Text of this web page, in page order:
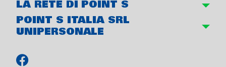
LA RETE DI POINT S
POINT S ITALIA SRL
UNIPERSONALE